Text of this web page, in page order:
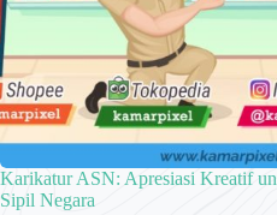
Karikatur ASN: Apresiasi Kreatif
Sipil Negara